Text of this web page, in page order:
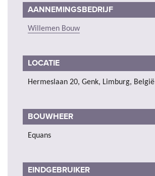
AANNEMINGSBEDRIJF
Willemen Bouw
LOCATIE
Hermeslaan 20, Genk, Limburg, België
BOUWHEER
Equans
EINDGEBRUIKER